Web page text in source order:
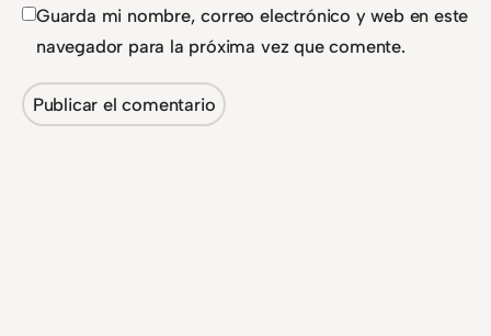
Guarda mi nombre, correo electrónico y web en este
navegador para la próxima vez que comente.